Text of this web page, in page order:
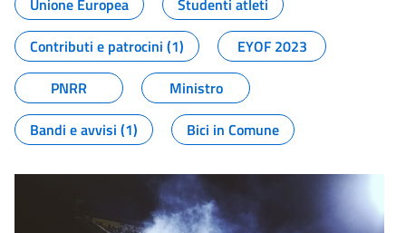
Unione Europea
Studenti atleti
Contributi e patrocini (1)
EYOF 2023
PNRR
Ministro
Bandi e avvisi (1)
Bici in Comune